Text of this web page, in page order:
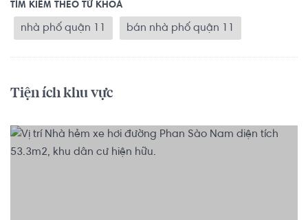
TÌM KIẾM THEO TỪ KHOÁ
nhà phố quận 11 bán nhà phố quận 11
Tiện ích khu vực